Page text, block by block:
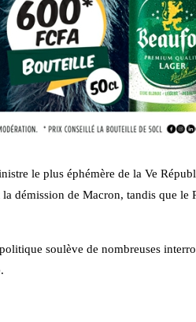
le plus éphémère de la Ve
démission de Macron, tandis que le
soulève de nombreuses